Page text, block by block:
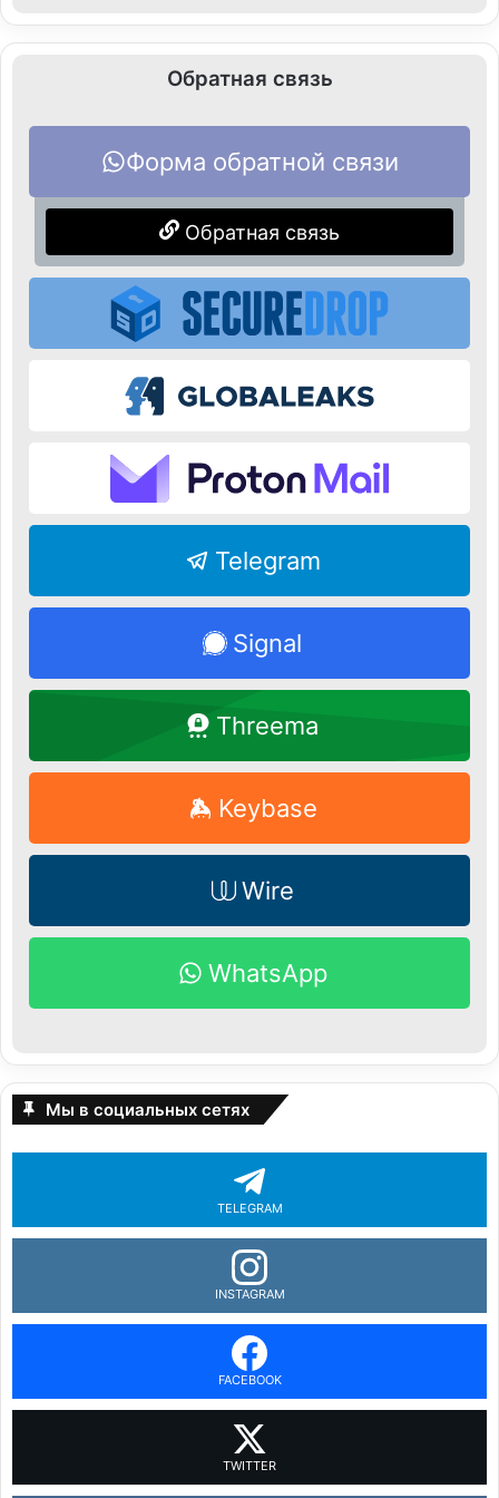
Обратная связь
Форма обратной связи
Обратная связь
Telegram
Signal
Threema
Keybase
Wire
WhatsApp
Мы в социальных сетях
TELEGRAM
INSTAGRAM
FACEBOOK
TWITTER